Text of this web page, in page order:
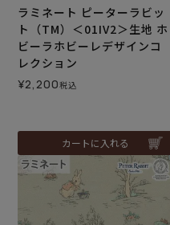
ラミネート ピーターラビッ
ト（TM）＜01IV2＞生地 ホ
ビーラホビーレデザインコ
レクション
¥2,200税込
カートに入れる